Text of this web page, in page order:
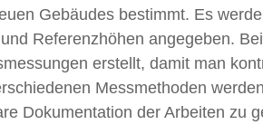
Gebäudes bestimmt. Es
Referenzhöhen angegeben.
erstellt, damit man
Messmethoden
Dokumentation der Arbeiten zu